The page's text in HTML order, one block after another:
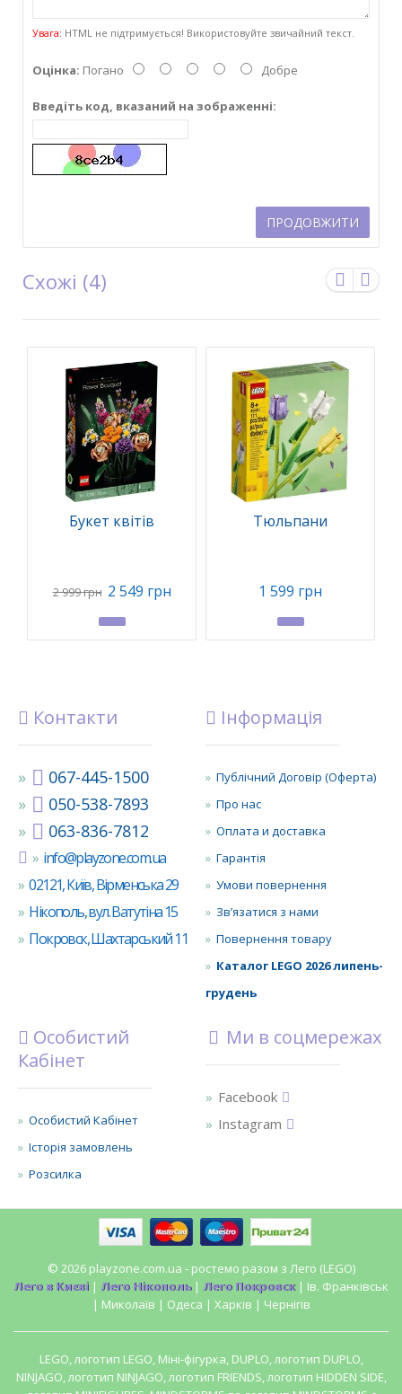
Увага: HTML не підтримується! Використовуйте звичайний текст.
Оцінка: Погано Добре
Введіть код, вказаний на зображенні:
ПРОДОВЖИТИ
Схожі (4)
Букет квітів
2 999 грн 2 549 грн
Тюльпани
1 599 грн
Контакти
067-445-1500
050-538-7893
063-836-7812
info@playzone.com.ua
02121, Київ, Вірменська 29
Нікополь, вул. Ватутіна 15
Покровск, Шахтарський 11
Інформація
Публічний Договір (Оферта)
Про нас
Оплата и доставка
Гарантія
Умови повернення
Зв’язатися з нами
Повернення товару
Каталог LEGO 2026 липень-
грудень
Особистий
Кабінет
Особистий Кабінет
Історія замовлень
Розсилка
Ми в соцмережах
Facebook
Instagram
© 2026 playzone.com.ua - ростемо разом з Лего (LEGO)
Лего в Києві | Лего Нікополь| Лего Покровск| Ів. Франківськ
| Миколаїв | Одеса | Харків | Чернігів
LEGO, логотип LEGO, Міні-фігурка, DUPLO, логотип DUPLO,
NINJAGO, логотип NINJAGO, логотип FRIENDS, логотип HIDDEN SIDE,